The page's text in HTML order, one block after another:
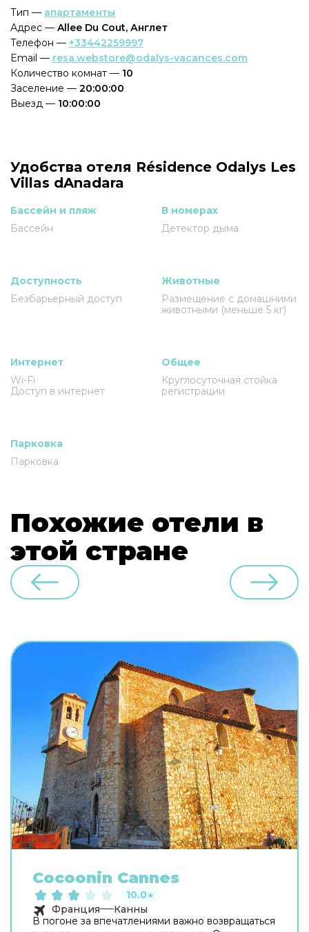
Тип — апартаменты
Адрес — Allee Du Cout, Англет
Телефон — +33442259997
Email — resa.webstore@odalys-vacances.com
Количество комнат — 10
Заселение — 20:00:00
Выезд — 10:00:00
Удобства отеля Résidence Odalys Les
Villas dAnadara
Бассейн и пляж
Бассейн
В номерах
Детектор дыма
Доступность
Безбарьерный доступ
Животные
Размещение с домашними
животными (меньше 5 кг)
Интернет
Wi-Fi
Доступ в интернет
Общее
Круглосуточная стойка
регистрации
Парковка
Парковка
Похожие отели в
этой стране
Cocoonin Cannes
10.0★
Франция
Канны
В погоне за впечатлениями важно возвращаться